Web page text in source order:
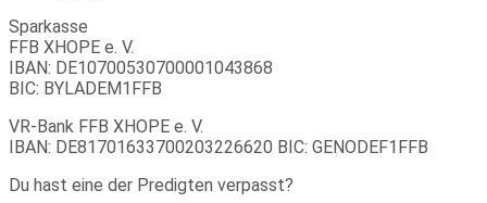
Sparkasse
FFB XHOPE e. V.
IBAN: DE10700530700001043868
BIC: BYLADEM1FFB
VR-Bank FFB XHOPE e. V.
IBAN: DE81701633700203226620 BIC: GENODEF1FFB
Du hast eine der Predigten verpasst?